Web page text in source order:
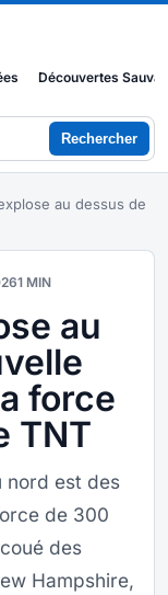
Découvertes
Rechercher
au dessus de
1 MIN
au
force
TNT
nord est des
de 300
des
Hampshire,